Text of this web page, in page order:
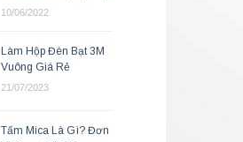
10/06/2022
Làm Hộp Đèn Bạt 3M
Vuông Giá Rẻ
21/07/2023
Tấm Mica Là Gì? Đơn